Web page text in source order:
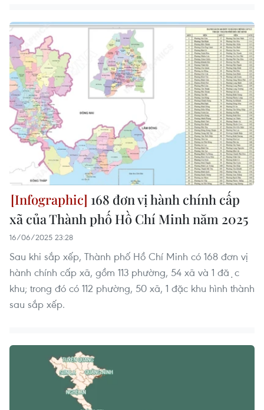
168 đơn vị hành chính cấp
xã của Thành phố Hồ Chí Minh năm 2025
16/06/2025 23:28
Sau khi sắp xếp, Thành phố Hồ Chí Minh có 168 đơn vị
hành chính cấp xã, gồm 113 phường, 54 xã và 1 đặc
khu; trong đó có 112 phường, 50 xã, 1 đặc khu hình thành
sau sắp xếp.